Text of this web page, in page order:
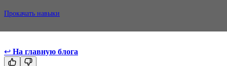
Прокачать навыки
↩ На главную блога